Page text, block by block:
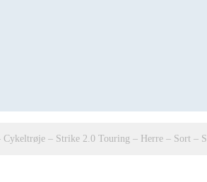
– Strike 2.0 Touring – Herre – Sort – S